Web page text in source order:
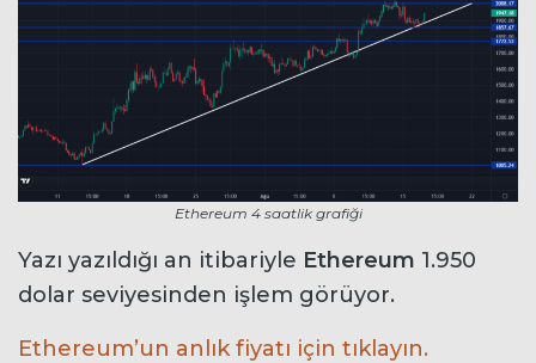
Ethereum 4 saatlik grafiği
Yazı yazıldığı an itibariyle Ethereum 1.950
dolar seviyesinden işlem görüyor.
Ethereum’un anlık fiyatı için tıklayın.